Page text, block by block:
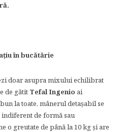
în bucătărie
doar asupra mixului echilibrat
de gătit Tefal Ingenio ai
la toate, mânerul detașabil se
de formă sau
o greutate de până la 10 kg și are